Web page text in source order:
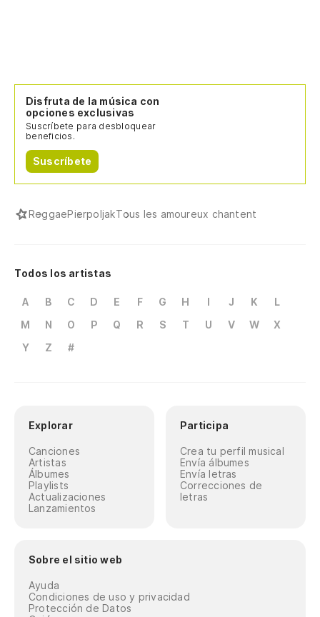
Disfruta de la música con
opciones exclusivas
Suscríbete para desbloquear
beneficios.
Suscríbete
ReggaePierpoljakTous les amoureux chantent
Todos los artistas
A B C D E F G H I J K
L
M
N O P Q R S T U V W
X
Y
Z #
Explorar
Canciones
Artistas
Álbumes
Playlists
Actualizaciones
Lanzamientos
Participa
Crea tu perfil musical
Envía álbumes
Envía letras
Correcciones de
letras
Sobre el sitio web
Ayuda
Condiciones de uso y privacidad
Protección de Datos